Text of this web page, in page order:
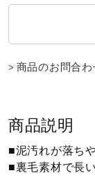
ウォー
インナ
商品のお問合わ
商品説明
■泥汚れが落ち
■裏毛素材で長